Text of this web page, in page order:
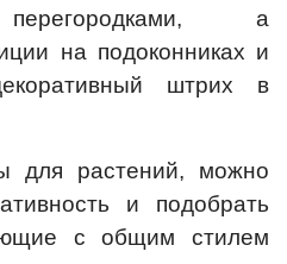
а
на подоконниках и
штрих в
для растений, можно
и подобрать
с общим стилем